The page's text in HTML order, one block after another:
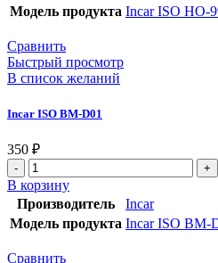
Модель продукта Incar ISO HO-
Сравнить
Быстрый просмотр
В список желаний
Incar ISO BM-D01
350 ₽
В корзину
Производитель
Incar
Модель продукта Incar ISO BM-
Сравнить